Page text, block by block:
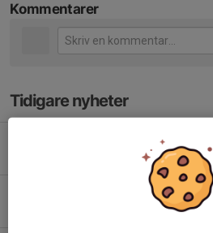
Kommentarer
Tidigare nyheter
Säsongens första
0
Träningsstart vecka 32